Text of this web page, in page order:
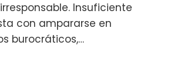
Insuficiente
con ampararse en
burocráticos,…